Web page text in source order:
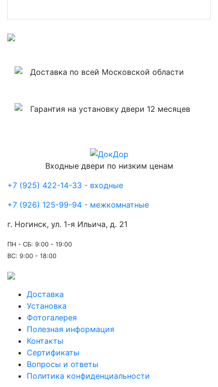
Доставка по всей Московской области
Гарантия на установку двери 12 месяцев
Входные двери по низким ценам
+7 (925) 422-14-33 - входные
+7 (926) 125-99-94 - межкомнатные
г. Ногинск, ул. 1-я Ильича, д. 21
ПН - СБ: 9:00 - 19:00
ВС: 9:00 - 18:00
Доставка
Установка
Фотогалерея
Полезная информация
Контакты
Сертификаты
Вопросы и ответы
Политика конфиденциальности